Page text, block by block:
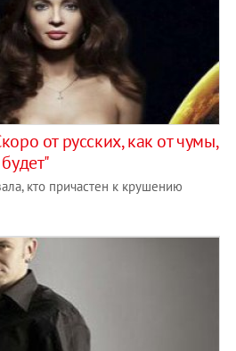
от русских, как от чумы,
кто причастен к крушению